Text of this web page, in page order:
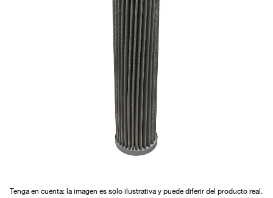
Tenga en cuenta: la imagen es solo ilustrativa y puede diferir del producto real.